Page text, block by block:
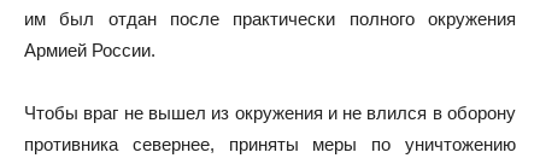
им был отдан после практически полного окружения
Армией России.
Чтобы враг не вышел из окружения и не влился в оборону
противника севернее, приняты меры по уничтожению